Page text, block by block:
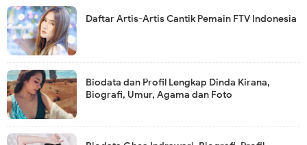
Daftar Artis-Artis Cantik Pemain FTV Indonesia
Biodata dan Profil Lengkap Dinda Kirana,
Biografi, Umur, Agama dan Foto